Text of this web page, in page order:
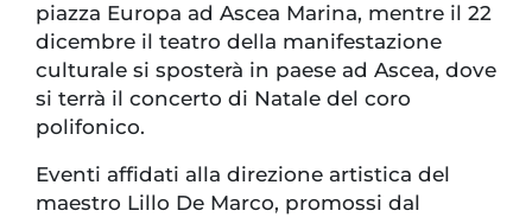
piazza Europa ad Ascea Marina, mentre il 22
dicembre il teatro della manifestazione
culturale si sposterà in paese ad Ascea, dove
si terrà il concerto di Natale del coro
polifonico.
Eventi affidati alla direzione artistica del
maestro Lillo De Marco, promossi dal